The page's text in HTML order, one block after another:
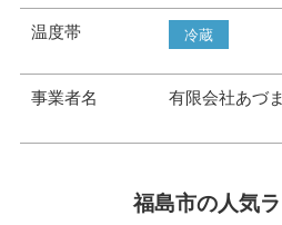
温度帯 冷蔵
事業者名 有限会社あづ
福島市の人気